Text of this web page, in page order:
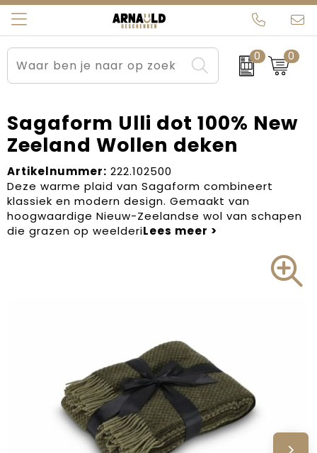
0 0
Relatiegeschenken
Sportkleding
Werkkleding
Kleding en textiel
Tassen
Beurs en Evenementen
Brievenbuspakketten
Carnaval
Dag van de Zorg
Kerstartikelen
Verjaardagen
Voetbal, EK en WK
Voor de bouw
Arnauld Kerstpakketten
MijnEigenKadootje
Ons team
Contact
Blogs
Sagaform Ulli dot 100% New
Zeeland Wollen deken
Artikelnummer: 222.102500
Deze warme plaid van Sagaform combineert
klassiek en modern design. Gemaakt van
hoogwaardige Nieuw-Zeelandse wol van schapen
die grazen op weelderi